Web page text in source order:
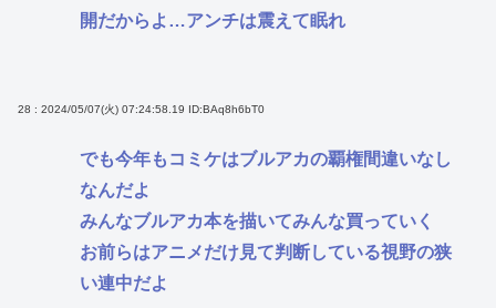
開だからよ…アンチは震えて眠れ
28 : 2024/05/07(火) 07:24:58.19 ID:BAq8h6bT0
でも今年もコミケはブルアカの覇権間違いなし
なんだよ
みんなブルアカ本を描いてみんな買っていく
お前らはアニメだけ見て判断している視野の狭
い連中だよ